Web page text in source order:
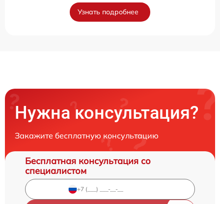
Узнать подробнее
Нужна консультация?
Закажите бесплатную консультацию
Бесплатная консультация со
специалистом